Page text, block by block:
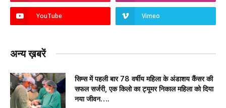
YouTube Vimeo
अन्य ख़बरें
सिम्स में पहली बार 78 वर्षीय महिला के अंडाशय कैंसर की
सफल सर्जरी, एक किलो का ट्यूमर निकाल महिला को दिया
नया जीवन….